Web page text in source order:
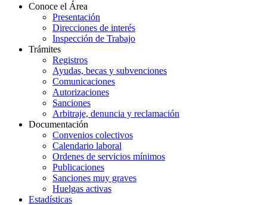
Conoce el Área
Presentación
Direcciones de interés
Inspección de Trabajo
Trámites
Registros
Ayudas, becas y subvenciones
Comunicaciones
Autorizaciones
Sanciones
Arbitraje, denuncia y reclamación
Documentación
Convenios colectivos
Calendario laboral
Ordenes de servicios mínimos
Publicaciones
Sanciones muy graves
Huelgas activas
Estadísticas